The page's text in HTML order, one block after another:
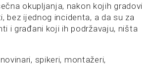
okupljanja, nakon kojih gradovi
bez ijednog incidenta, a da su za
i građani koji ih podržavaju, ništa
spikeri, montažeri,